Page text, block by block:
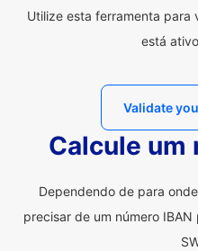
Utilize esta ferramenta para
está
Validate
Calcule um
Dependendo de para
precisar de um número